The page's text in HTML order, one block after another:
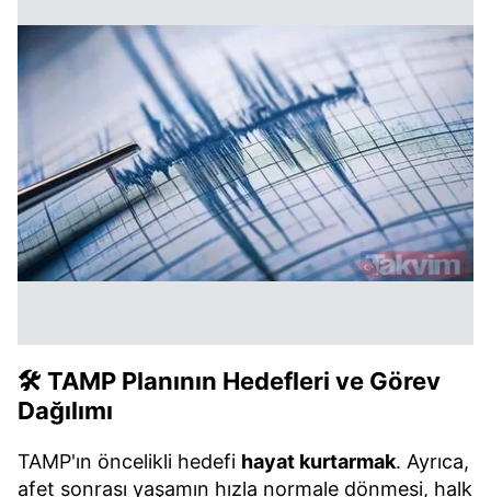
🛠️ TAMP Planının Hedefleri ve Görev
Dağılımı
TAMP'ın öncelikli hedefi hayat kurtarmak. Ayrıca,
afet sonrası yaşamın hızla normale dönmesi, halk